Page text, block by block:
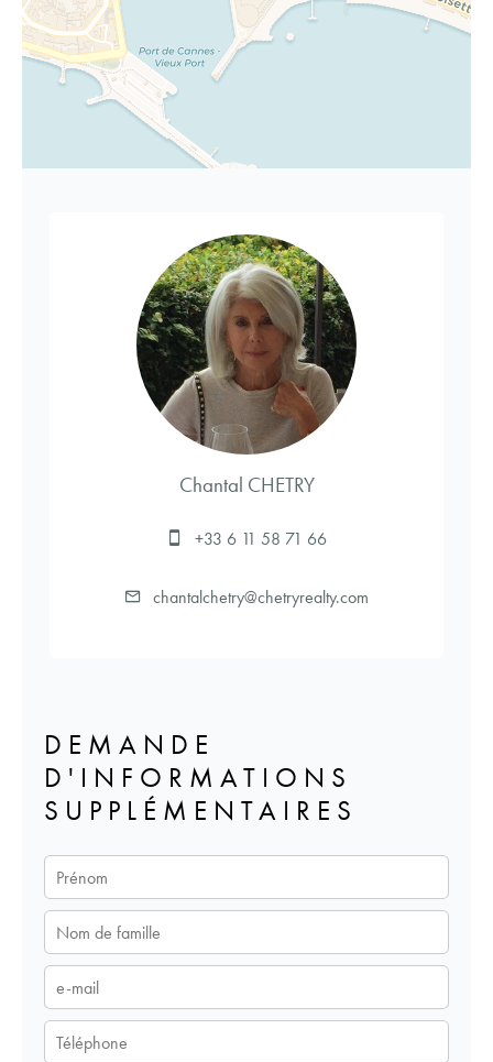
Chantal CHETRY
+33 6 11 58 71 66
chantalchetry@chetryrealty.com
DEMANDE
D'INFORMATIONS
SUPPLÉMENTAIRES